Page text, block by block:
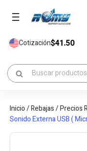
Cotización$41.50
Inicio/Rebajas/Precios
Sonido Externa USB (